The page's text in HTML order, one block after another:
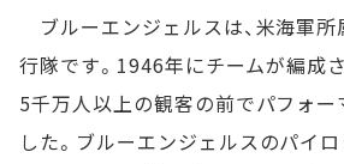
ブルーエンジェルスは、米海軍
行隊です。1946年にチームが編成
5千万人以上の観客の前でパフォー
した。ブルーエンジェルスのパイ